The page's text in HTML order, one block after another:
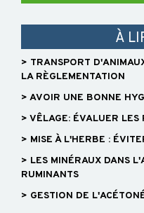
À
> TRANSPORT
LA RÈGLEMENTATION
> AVOIR UNE BONNE
> VÊLAGE: ÉVALUER LES
> MISE À L'HERBE :
> LES MINÉRAUX DANS
RUMINANTS
> GESTION DE